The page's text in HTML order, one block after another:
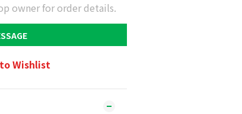
owner for order details.
Wishlist